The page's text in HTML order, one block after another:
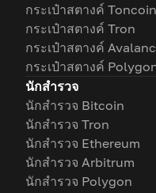
กระเป๋าสตางค์ Toncoin
กระเป๋าสตางค์ Tron
กระเป๋าสตางค์
กระเป๋าสตางค์
นักสำรวจ
นักสำรวจ Bitcoin
นักสำรวจ Tron
นักสำรวจ Ethereum
นักสำรวจ Arbitrum
นักสำรวจ Polygon